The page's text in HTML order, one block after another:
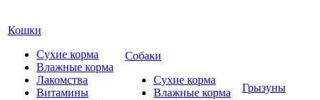
Кошки
Сухие корма
Влажные корма
Лакомства
Витамины
Собаки
Сухие корма
Влажные корма
Грызуны